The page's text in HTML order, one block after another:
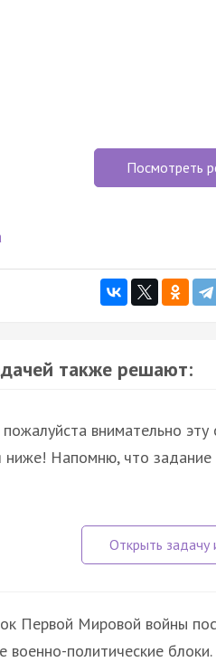
Посмотреть
также решают:
внимательно эту
ниже! Напомню, что
Первой Мировой войны
военно-политические